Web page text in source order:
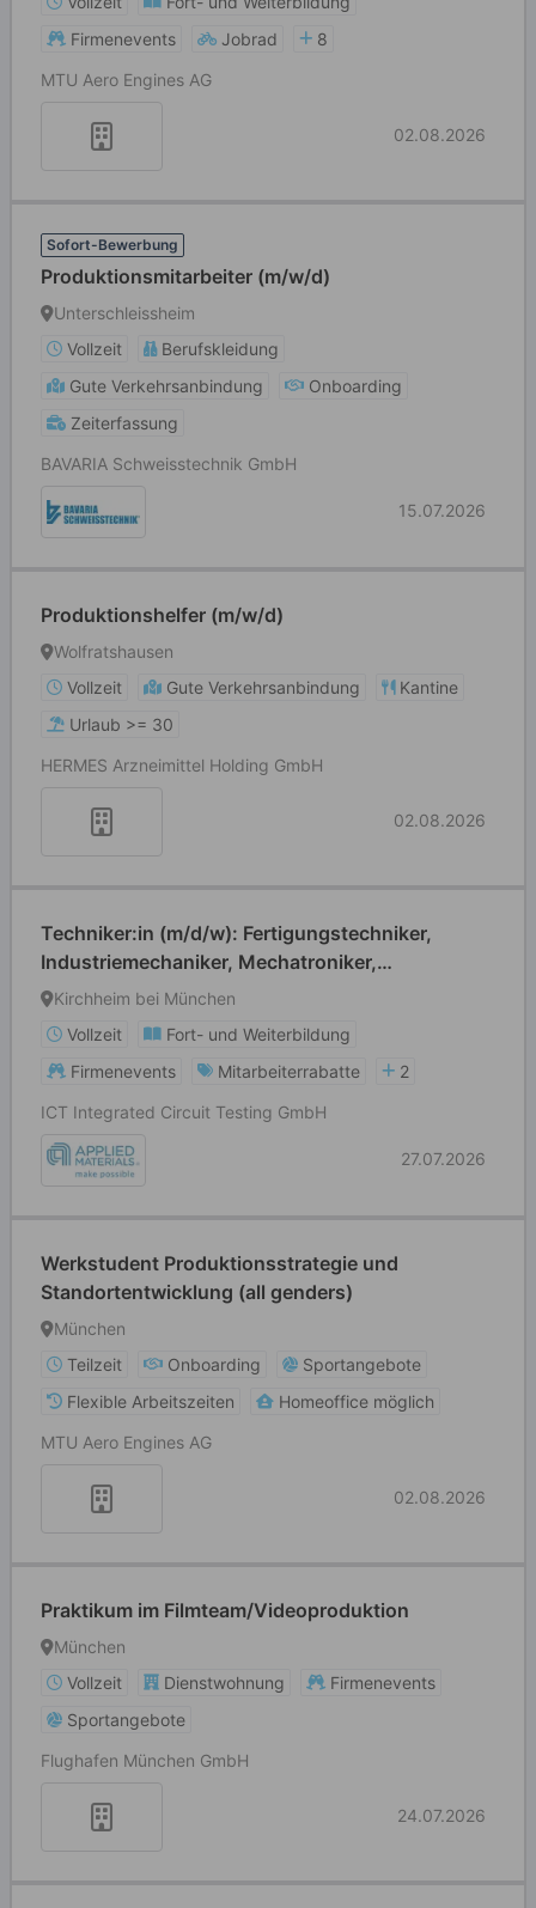
Firmenevents
Jobrad
8
MTU Aero Engines AG
02.08.2026
Sofort-Bewerbung
Produktionsmitarbeiter (m/w/d)
Unterschleissheim
Vollzeit
Berufskleidung
Gute Verkehrsanbindung
Onboarding
Zeiterfassung
BAVARIA Schweisstechnik GmbH
15.07.2026
Produktionshelfer (m/w/d)
Wolfratshausen
Vollzeit
Gute Verkehrsanbindung
Kantine
Urlaub >= 30
HERMES Arzneimittel Holding GmbH
02.08.2026
Techniker:in (m/d/w): Fertigungstechniker,
Industriemechaniker, Mechatroniker,
Feinwerkmechaniker
Kirchheim bei München
Vollzeit
Fort- und Weiterbildung
Firmenevents
Mitarbeiterrabatte
2
ICT Integrated Circuit Testing GmbH
27.07.2026
Werkstudent Produktionsstrategie und
Standortentwicklung (all genders)
München
Teilzeit
Onboarding
Sportangebote
Flexible Arbeitszeiten
Homeoffice möglich
MTU Aero Engines AG
02.08.2026
Praktikum im Filmteam/Videoproduktion
München
Vollzeit
Dienstwohnung
Firmenevents
Sportangebote
Flughafen München GmbH
24.07.2026